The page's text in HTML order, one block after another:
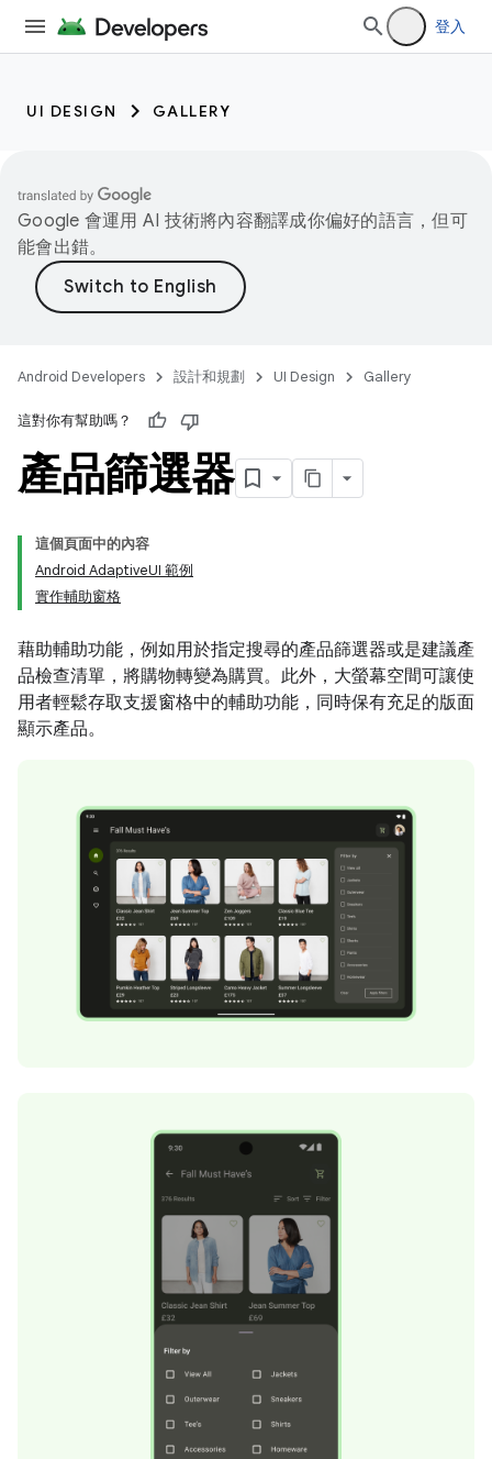
登入
UI DESIGN GALLERY
Google 會運用 AI 技術將內容翻譯成你偏好的語言，但可
能會出錯。
Android Developers 設計和規劃 UI Design Gallery
這對你有幫助嗎？
產品篩選器
這個頁面中的內容
Android AdaptiveUI 範例
實作輔助窗格
藉助輔助功能，例如用於指定搜尋的產品篩選器或是建議產
品檢查清單，將購物轉變為購買。此外，大螢幕空間可讓使
用者輕鬆存取支援窗格中的輔助功能，同時保有充足的版面
顯示產品。